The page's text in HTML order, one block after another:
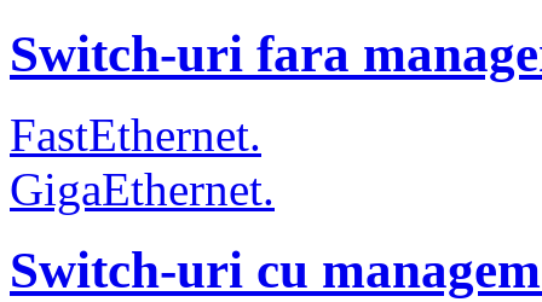
Switch-uri fara
FastEthernet.
GigaEthernet.
Switch-uri cu